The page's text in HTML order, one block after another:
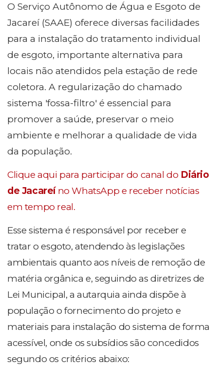
O Serviço Autônomo de Água e Esgoto de
Jacareí (SAAE) oferece diversas facilidades
para a instalação do tratamento individual
de esgoto, importante alternativa para
locais não atendidos pela estação de rede
coletora. A regularização do chamado
sistema 'fossa-filtro' é essencial para
promover a saúde, preservar o meio
ambiente e melhorar a qualidade de vida
da população.
Clique aqui para participar do canal do Diário
de Jacareíno WhatsApp e receber notícias
em tempo real.
Esse sistema é responsável por receber e
tratar o esgoto, atendendo às legislações
ambientais quanto aos níveis de remoção de
matéria orgânica e, seguindo as diretrizes de
Lei Municipal, a autarquia ainda dispõe à
população o fornecimento do projeto e
materiais para instalação do sistema de forma
acessível, onde os subsídios são concedidos
segundo os critérios abaixo: